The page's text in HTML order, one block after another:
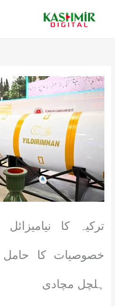
ترکیہ کا
خصوصیات کا حامل
ہلچل مچادی